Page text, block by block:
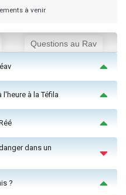
à venir
Questions au Rav
à la Téfila
dans un
?